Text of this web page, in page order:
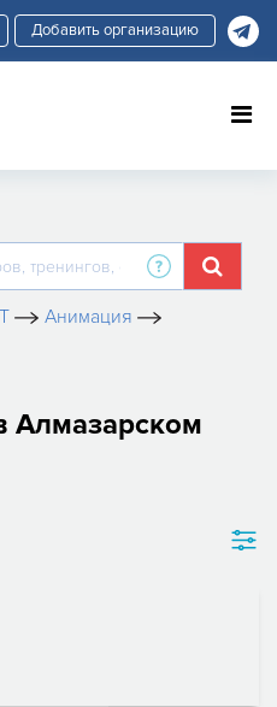
Добавить организацию
Анимация
Алмазарском